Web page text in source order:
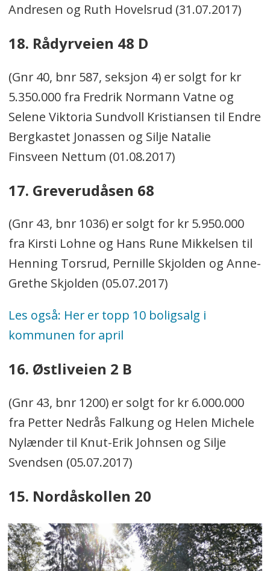
Andresen og Ruth Hovelsrud (31.07.2017)
18. Rådyrveien 48 D
(Gnr 40, bnr 587, seksjon 4) er solgt for kr
5.350.000 fra Fredrik Normann Vatne og
Selene Viktoria Sundvoll Kristiansen til Endre
Bergkastet Jonassen og Silje Natalie
Finsveen Nettum (01.08.2017)
17. Greverudåsen 68
(Gnr 43, bnr 1036) er solgt for kr 5.950.000
fra Kirsti Lohne og Hans Rune Mikkelsen til
Henning Torsrud, Pernille Skjolden og Anne-
Grethe Skjolden (05.07.2017)
Les også: Her er topp 10 boligsalg i
kommunen for april
16. Østliveien 2 B
(Gnr 43, bnr 1200) er solgt for kr 6.000.000
fra Petter Nedrås Falkung og Helen Michele
Nylænder til Knut-Erik Johnsen og Silje
Svendsen (05.07.2017)
15. Nordåskollen 20